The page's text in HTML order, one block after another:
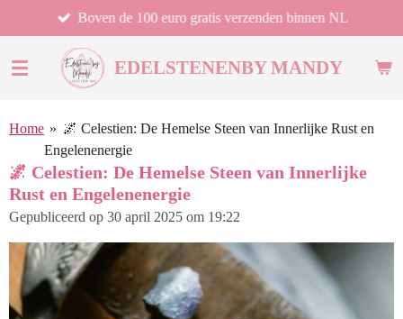
direct
naar
EDELSTENENBY MANDY
Boven de 100 euro gratis verzenden binnen NL
Home » 🌌 Celestien: De Hemelse Steen van Innerlijke Rust en
Engelenenergie
🌌 Celestien: De Hemelse Steen van Innerlijke
Rust en Engelenenergie
Gepubliceerd op 30 april 2025 om 19:22